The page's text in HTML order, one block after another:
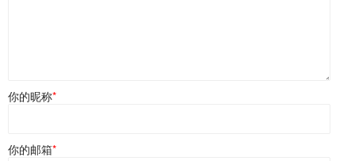
你的昵称*
你的邮箱*